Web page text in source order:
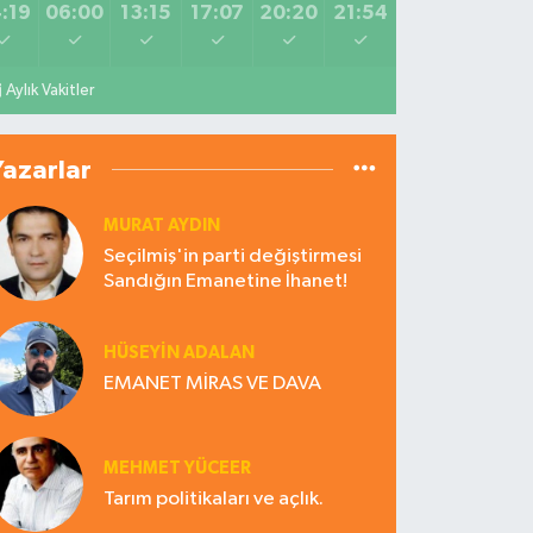
06:00 13:15 17:07 20:20 21:54
Aylık Vakitler
MURAT AYDIN
Seçilmiş'in parti değiştirmesi
Sandığın Emanetine İhanet!
HÜSEYIN ADALAN
EMANET MİRAS VE DAVA
MEHMET YÜCEER
Tarım politikaları ve açlık.